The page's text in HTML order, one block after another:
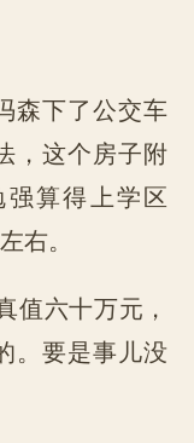
森下了公交车
，这个房子附
算得上学区
右。
值六十万元，
。要是事儿没